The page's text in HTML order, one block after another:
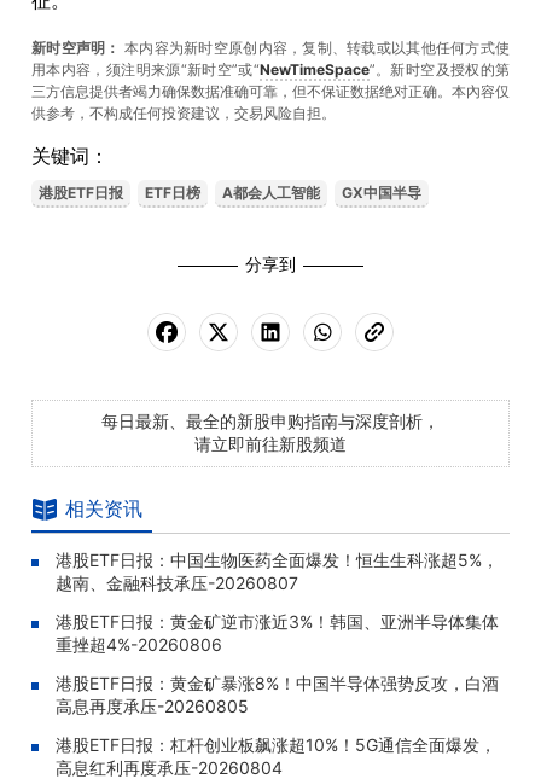
新时空声明： 本内容为新时空原创内容，复制、转载或以其他任何方式使
用本内容，须注明来源“新时空”或“NewTimeSpace”。新时空及授权的第
三方信息提供者竭力确保数据准确可靠，但不保证数据绝对正确。本內容仅
供参考，不构成任何投资建议，交易风险自担。
关键词：
港股ETF日报 ETF日榜 A都会人工智能 GX中国半导
分享到
每日最新、最全的新股申购指南与深度剖析，
请立即前往新股频道
相关资讯
港股ETF日报：中国生物医药全面爆发！恒生生科涨超5%，
越南、金融科技承压-20260807
港股ETF日报：黄金矿逆市涨近3%！韩国、亚洲半导体集体
重挫超4%-20260806
港股ETF日报：黄金矿暴涨8%！中国半导体强势反攻，白酒
高息再度承压-20260805
港股ETF日报：杠杆创业板飙涨超10%！5G通信全面爆发，
高息红利再度承压-20260804